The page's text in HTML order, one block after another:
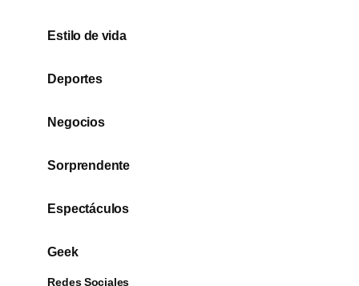
Estilo de vida
Deportes
Negocios
Sorprendente
Espectáculos
Geek
Redes Sociales